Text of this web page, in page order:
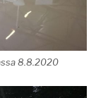
8.8.2020